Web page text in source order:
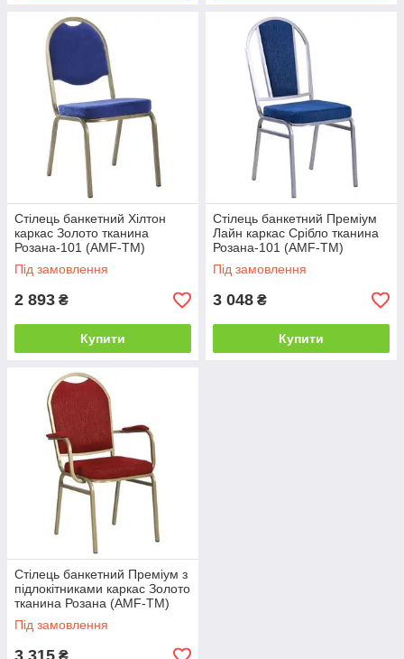
Стілець банкетний Хілтон
каркас Золото тканина
Розана-101 (AMF-ТМ)
Під замовлення
2 893 ₴
Купити
Стілець банкетний Преміум
Лайн каркас Срібло тканина
Розана-101 (AMF-ТМ)
Під замовлення
3 048 ₴
Купити
Стілець банкетний Преміум з
підлокітниками каркас Золото
тканина Розана (AMF-ТМ)
Під замовлення
3 315 ₴